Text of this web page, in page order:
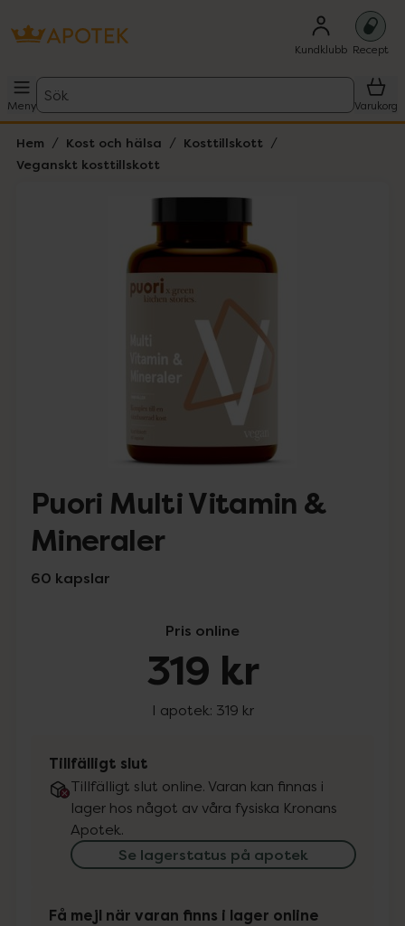
Kundklubb Recept
Meny
Sök
Varukorg
Hem Kost och hälsa
Kosttillskott
Veganskt kosttillskott
Lista: . Innehåller 1 objekt.
Puori Multi Vitamin &
Mineraler
60 kapslar
Pris online
319 kr
I apotek: 319 kr
Tillfälligt slut
Tillfälligt slut online. Varan kan finnas i
lager hos något av våra fysiska Kronans
Apotek.
Se lagerstatus på apotek
Få mejl när varan finns i lager online